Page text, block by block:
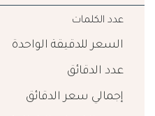
عدد الكلمات
السعر للدقيقة الواحدة
عدد الدقائق
إجمالي سعر الدقائق